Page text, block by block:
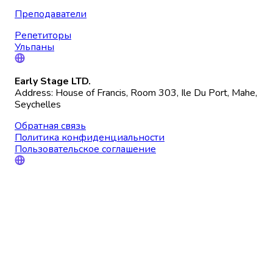
Преподаватели
Репетиторы
Ульпаны
Early Stage LTD.
Address: House of Francis, Room 303, Ile Du Port, Mahe,
Seychelles
Обратная связь
Политика конфиденциальности
Пользовательское соглашение